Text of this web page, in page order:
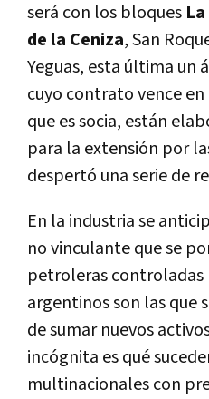
será con los bloques
de la Ceniza, San
Yeguas, esta última un
cuyo contrato vence en
que es socia, están
para la extensión por
despertó una serie de
En la industria se
no vinculante que se
petroleras controladas
argentinos son las que
de sumar nuevos
incógnita es qué
multinacionales con